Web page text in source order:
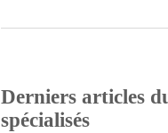
Derniers articles
spécialisés